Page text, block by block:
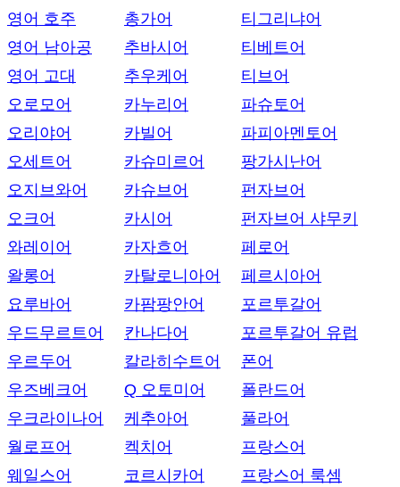
영어 호주
영어 남아공
영어 고대
오로모어
오리야어
오세트어
오지브와어
오크어
와레이어
왈롱어
요루바어
우드무르트어
우르두어
우즈베크어
우크라이나어
월로프어
웨일스어
총가어
추바시어
추우케어
카누리어
카빌어
카슈미르어
카슈브어
카시어
카자흐어
카탈로니아어
카팜팡안어
칸나다어
칼라히수트어
Q 오토미어
케추아어
켁치어
코르시카어
티그리냐어
티베트어
티브어
파슈토어
파피아멘토어
팡가시난어
펀자브어
펀자브어 샤무키
페로어
페르시아어
포르투갈어
포르투갈어 유럽
폰어
폴란드어
풀라어
프랑스어
프랑스어 룩셈